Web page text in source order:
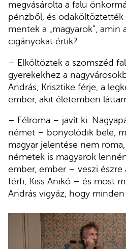
megvásárolta a falu
pénzből, és odaköltöztették
mentek a „magyarok”, amin
cigányokat értik?
– Elköltöztek a szomszéd
gyerekekhez a
András, Krisztike férje, a
ember, akit életemben
– Félroma – javít ki.
német – bonyolódik bele,
magyar jelentése nem
németek is magyarok
ember, ember – veszi észre
férfi, Kiss Anikó – és most
András vigyáz, hogy